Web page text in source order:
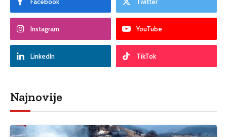
Instagram YouTube
LinkedIn TikTok
Najnovije